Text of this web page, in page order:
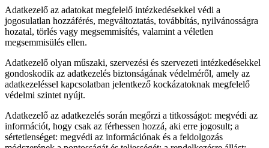
Adatkezelő az adatokat megfelelő intézkedésekkel védi a
jogosulatlan hozzáférés, megváltoztatás, továbbítás, nyilvánosságra
hozatal, törlés vagy megsemmisítés, valamint a véletlen
megsemmisülés ellen.
Adatkezelő olyan műszaki, szervezési és szervezeti intézkedésekkel
gondoskodik az adatkezelés biztonságának védelméről, amely az
adatkezeléssel kapcsolatban jelentkező kockázatoknak megfelelő
védelmi szintet nyújt.
Adatkezelő az adatkezelés során megőrzi a titkosságot: megvédi az
információt, hogy csak az férhessen hozzá, aki erre jogosult; a
sértetlenséget: megvédi az információnak és a feldolgozás